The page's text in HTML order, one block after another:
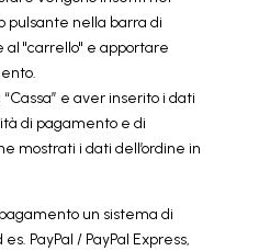
pulsante nella barra di
"carrello" e apportare
e aver inserito i dati
di pagamento e di
mostrati i dati dell’ordine in
un sistema di
PayPal / PayPal Express,